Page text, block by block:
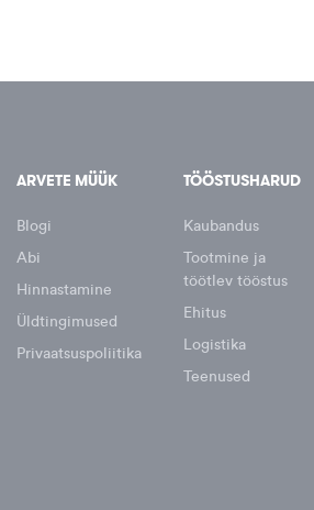
ARVETE MÜÜK
Blogi
Abi
Hinnastamine
Üldtingimused
Privaatsuspoliitika
TÖÖSTUSHARUD
Kaubandus
Tootmine ja
töötlev tööstus
Ehitus
Logistika
Teenused